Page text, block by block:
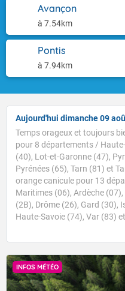
Avançon
à 7.54km
Pontis
à 7.94km
Aujourd'hui dimanche 09
Temps orageux et toujours
pour 8 départements /
(40), Lot-et-Garonne (47),
Pyrénées (65), Tarn (81) et
orange canicule pour 13
Maritimes (06), Ardèche
(2B), Drôme (26), Gard (30),
Haute-Savoie (74), Var (83)
INFOS MÉTÉO